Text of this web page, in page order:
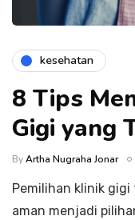
kesehatan
8 Tips
Gigi yang
ByArtha Nugraha Jonar
Pemilihan klinik
aman menjadi